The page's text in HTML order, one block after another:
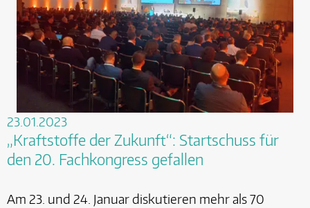
23.01.2023
„Kraftstoffe der Zukunft“: Startschuss für
den 20. Fachkongress gefallen
Am 23. und 24. Januar diskutieren mehr als 70